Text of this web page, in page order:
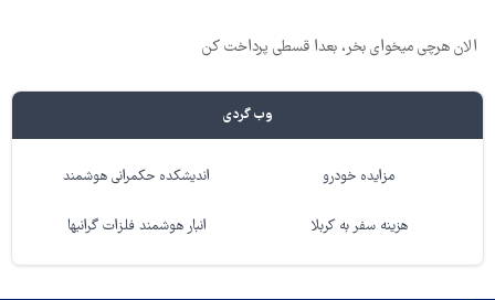
الان هرچی میخوای بخر، بعدا قسطی پرداخت کن
وب گردی
مزایده خودرو اندیشکده حکمرانی هوشمند
هزینه سفر به کربلا انبار هوشمند فلزات گرانبها